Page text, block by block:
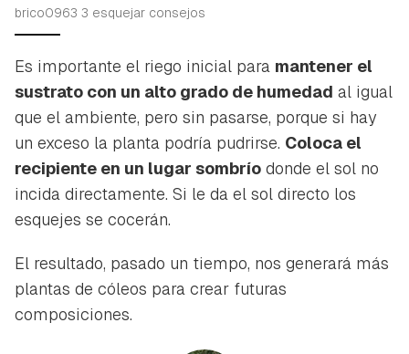
brico0963 3 esquejar consejos
Es importante el riego inicial para mantener el
sustrato con un alto grado de humedad al igual
que el ambiente, pero sin pasarse, porque si hay
un exceso la planta podría pudrirse. Coloca el
recipiente en un lugar sombrío donde el sol no
incida directamente. Si le da el sol directo los
esquejes se cocerán.
El resultado, pasado un tiempo, nos generará más
plantas de cóleos para crear futuras
composiciones.